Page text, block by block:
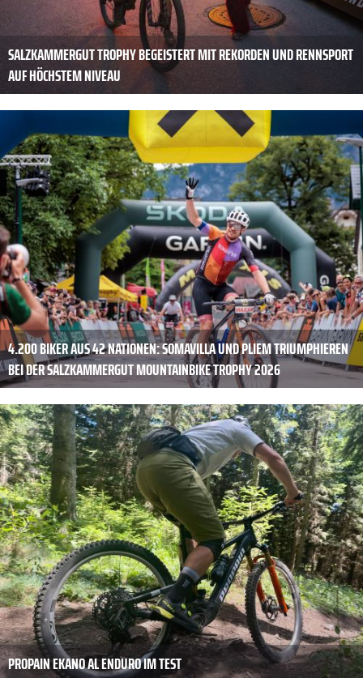
SALZKAMMERGUT TROPHY BEGEISTERT MIT REKORDEN UND RENNSPORT
AUF HÖCHSTEM NIVEAU
4.200 BIKER AUS 42 NATIONEN: SOMAVILLA UND PLIEM TRIUMPHIEREN
BEI DER SALZKAMMERGUT MOUNTAINBIKE TROPHY 2026
PROPAIN EKANO AL ENDURO IM TEST